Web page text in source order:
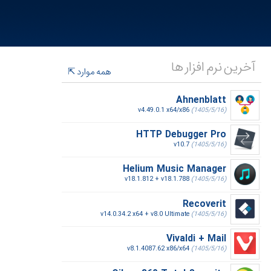
آخرین نرم افزار ها
همه موارد
Ahnenblatt
v4.49.0.1 x64/x86 (1405/5/16)
HTTP Debugger Pro
v10.7 (1405/5/16)
Helium Music Manager
v18.1.812 + v18.1.788 (1405/5/16)
Recoverit
v14.0.34.2 x64 + v8.0 Ultimate (1405/5/16)
Vivaldi + Mail
v8.1.4087.62 x86/x64 (1405/5/16)